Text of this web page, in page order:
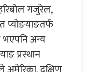
गजुरेल,
प्योङयाङतर्फ
अन्य
प्रस्थान